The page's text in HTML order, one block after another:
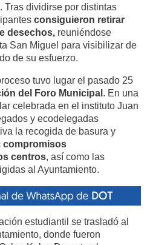
Tras dividirse por distintas
consiguieron retirar
desechos, reuniéndose
San Miguel para visibilizar de
de su esfuerzo.
tuvo lugar el pasado 25
del Foro Municipal . En una
celebrada en el instituto Juan
y ecodelegadas
la recogida de basura y
compromisos
centros, así como las
al Ayuntamiento.
estudiantil se trasladó al
donde fueron